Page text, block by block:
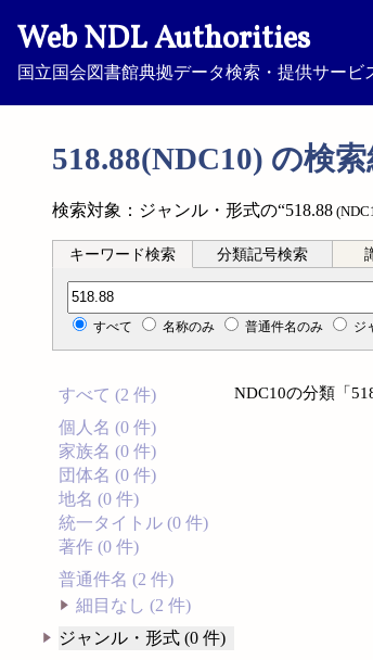
Web NDL Authorities
国立国会図書館典拠データ検索・提供サービ
518.88(NDC10) の検
検索対象：ジャンル・形式の“518.88
キーワード検索 分類記号検索
分類記号検索
すべて 名称のみ 普通件名のみ ジ
すべて (2 件)
個人名 (0 件)
家族名 (0 件)
団体名 (0 件)
地名 (0 件)
統一タイトル (0 件)
著作 (0 件)
普通件名 (2 件)
細目なし (2 件)
ジャンル・形式 (0 件)
NDC10の分類「